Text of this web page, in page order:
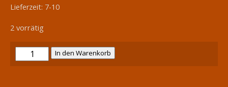
Lieferzeit: 7-10
2 vorrätig
SnapPap
In den Warenkorb